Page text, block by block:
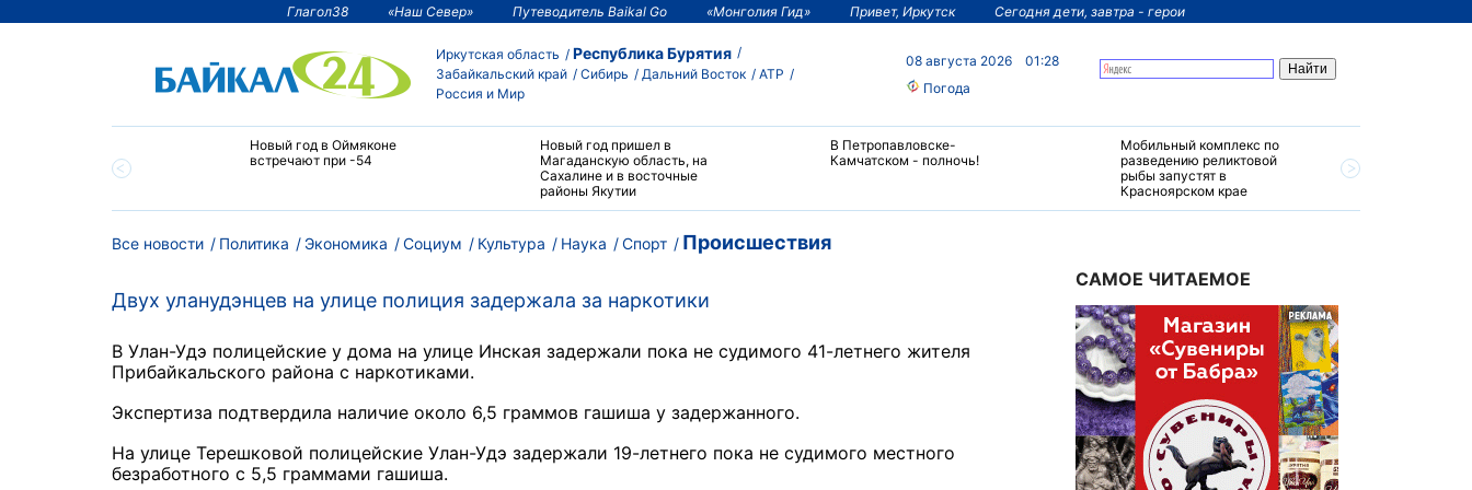
Глагол38 «Наш Север» Путеводитель Baikal Go «Монголия Гид» Привет, Иркутск Сегодня дети, завтра - герои
Иркутская область Республика Бурятия
Забайкальский край Сибирь Дальний Восток
АТР
Россия и Мир
08 августа 2026
01:28
Погода
Новый год в Оймяконе
встречают при -54
Новый год пришел в
Магаданскую область, на
Сахалине и в восточные
районы Якутии
В Петропавловске-
Камчатском - полночь!
Мобильный комплекс по
разведению реликтовой
рыбы запустят в
Красноярском крае
Все новости Политика Экономика Социум Культура Наука Спорт Происшествия
Двух уланудэнцев на улице полиция задержала за наркотики
В Улан-Удэ полицейские у дома на улице Инская задержали пока не судимого 41-летнего жителя
Прибайкальского района с наркотиками.
Экспертиза подтвердила наличие около 6,5 граммов гашиша у задержанного.
На улице Терешковой полицейские Улан-Удэ задержали 19-летнего пока не судимого местного
безработного с 5,5 граммами гашиша.
САМОЕ ЧИТАЕМОЕ